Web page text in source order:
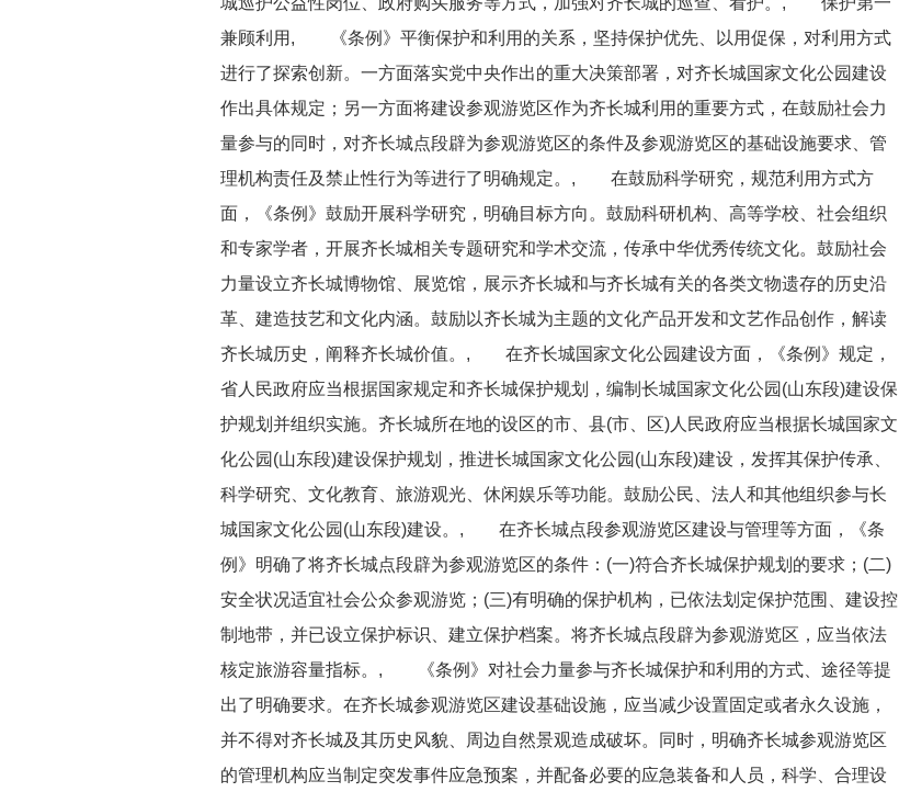
兼顾利用, 《条例》平衡保护和利用的关系，坚持保护优先、以用促保，对利用方式
进行了探索创新。一方面落实党中央作出的重大决策部署，对齐长城国家文化公园建设
作出具体规定；另一方面将建设参观游览区作为齐长城利用的重要方式，在鼓励社会力
量参与的同时，对齐长城点段辟为参观游览区的条件及参观游览区的基础设施要求、管
理机构责任及禁止性行为等进行了明确规定。, 在鼓励科学研究，规范利用方式方
面，《条例》鼓励开展科学研究，明确目标方向。鼓励科研机构、高等学校、社会组织
和专家学者，开展齐长城相关专题研究和学术交流，传承中华优秀传统文化。鼓励社会
力量设立齐长城博物馆、展览馆，展示齐长城和与齐长城有关的各类文物遗存的历史沿
革、建造技艺和文化内涵。鼓励以齐长城为主题的文化产品开发和文艺作品创作，解读
齐长城历史，阐释齐长城价值。, 在齐长城国家文化公园建设方面，《条例》规定，
省人民政府应当根据国家规定和齐长城保护规划，编制长城国家文化公园(山东段)建设保
护规划并组织实施。齐长城所在地的设区的市、县(市、区)人民政府应当根据长城国家文
化公园(山东段)建设保护规划，推进长城国家文化公园(山东段)建设，发挥其保护传承、
科学研究、文化教育、旅游观光、休闲娱乐等功能。鼓励公民、法人和其他组织参与长
城国家文化公园(山东段)建设。, 在齐长城点段参观游览区建设与管理等方面，《条
例》明确了将齐长城点段辟为参观游览区的条件：(一)符合齐长城保护规划的要求；(二)
安全状况适宜社会公众参观游览；(三)有明确的保护机构，已依法划定保护范围、建设控
制地带，并已设立保护标识、建立保护档案。将齐长城点段辟为参观游览区，应当依法
核定旅游容量指标。, 《条例》对社会力量参与齐长城保护和利用的方式、途径等提
出了明确要求。在齐长城参观游览区建设基础设施，应当减少设置固定或者永久设施，
并不得对齐长城及其历史风貌、周边自然景观造成破坏。同时，明确齐长城参观游览区
的管理机构应当制定突发事件应急预案，并配备必要的应急装备和人员，科学、合理设